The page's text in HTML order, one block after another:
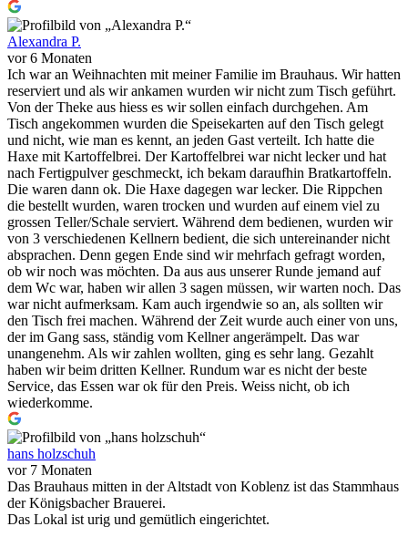
Alexandra P.
vor 6 Monaten
Ich war an Weihnachten mit meiner Familie im Brauhaus. Wir hatten
reserviert und als wir ankamen wurden wir nicht zum Tisch geführt.
Von der Theke aus hiess es wir sollen einfach durchgehen. Am
Tisch angekommen wurden die Speisekarten auf den Tisch gelegt
und nicht, wie man es kennt, an jeden Gast verteilt. Ich hatte die
Haxe mit Kartoffelbrei. Der Kartoffelbrei war nicht lecker und hat
nach Fertigpulver geschmeckt, ich bekam daraufhin Bratkartoffeln.
Die waren dann ok. Die Haxe dagegen war lecker. Die Rippchen
die bestellt wurden, waren trocken und wurden auf einem viel zu
grossen Teller/Schale serviert. Während dem bedienen, wurden wir
von 3 verschiedenen Kellnern bedient, die sich untereinander nicht
absprachen. Denn gegen Ende sind wir mehrfach gefragt worden,
ob wir noch was möchten. Da aus aus unserer Runde jemand auf
dem Wc war, haben wir allen 3 sagen müssen, wir warten noch. Das
war nicht aufmerksam. Kam auch irgendwie so an, als sollten wir
den Tisch frei machen. Während der Zeit wurde auch einer von uns,
der im Gang sass, ständig vom Kellner angerämpelt. Das war
unangenehm. Als wir zahlen wollten, ging es sehr lang. Gezahlt
haben wir beim dritten Kellner. Rundum war es nicht der beste
Service, das Essen war ok für den Preis. Weiss nicht, ob ich
wiederkomme.
hans holzschuh
vor 7 Monaten
Das Brauhaus mitten in der Altstadt von Koblenz ist das Stammhaus
der Königsbacher Brauerei.
Das Lokal ist urig und gemütlich eingerichtet.